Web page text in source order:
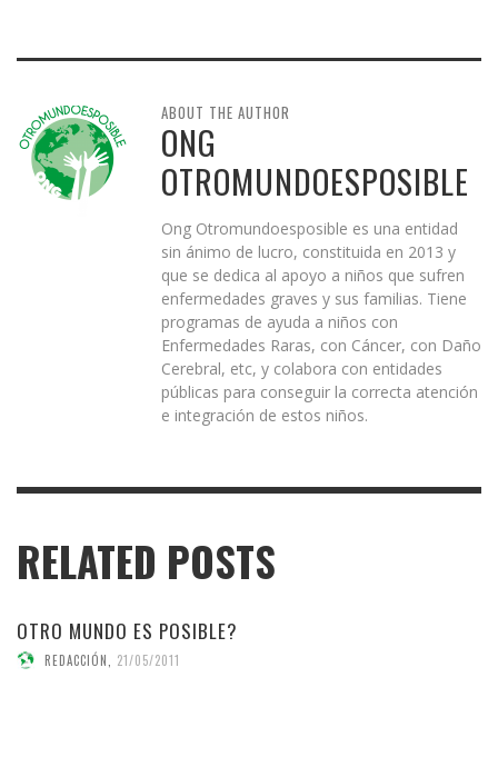
ABOUT THE AUTHOR
ONG
OTROMUNDOESPOSIBLE
Ong Otromundoesposible es una entidad
sin ánimo de lucro, constituida en 2013 y
que se dedica al apoyo a niños que sufren
enfermedades graves y sus familias. Tiene
programas de ayuda a niños con
Enfermedades Raras, con Cáncer, con Daño
Cerebral, etc, y colabora con entidades
públicas para conseguir la correcta atención
e integración de estos niños.
RELATED POSTS
OTRO MUNDO ES POSIBLE?
REDACCIÓN 21/05/2011